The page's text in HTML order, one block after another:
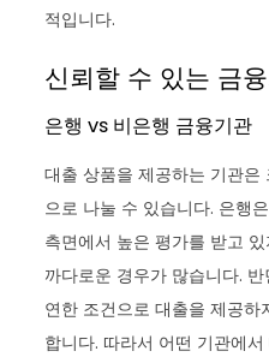
적입니다.
신뢰할 수 있는 금
은행 vs 비은행 금융기관
대출 상품을 제공하는 기관
으로 나눌 수 있습니다. 은행
측면에서 높은 평가를 받고
까다로운 경우가 많습니다.
연한 조건으로 대출을 제공
합니다. 따라서 어떤 기관에